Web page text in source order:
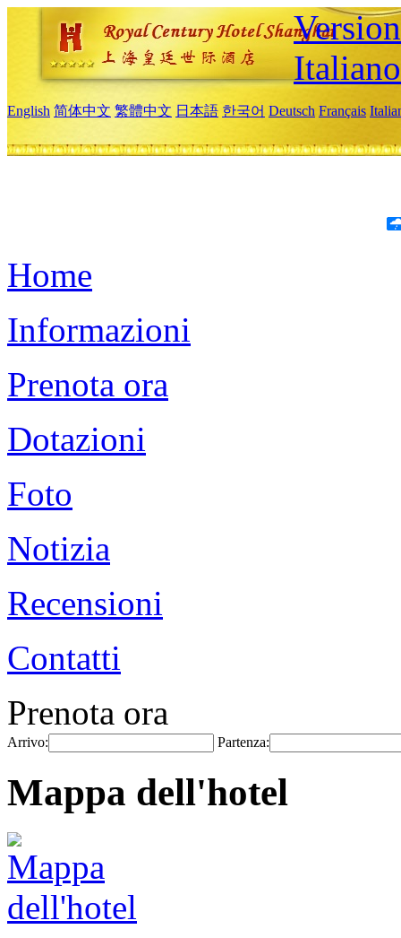
Italiano
English 简体中文 繁體中文 日本語 한국어 Deutsch Français
Home
Informazioni
Prenota ora
Dotazioni
Foto
Notizia
Recensioni
Contatti
Prenota ora
Arrivo: Partenza:
Mappa dell'hotel